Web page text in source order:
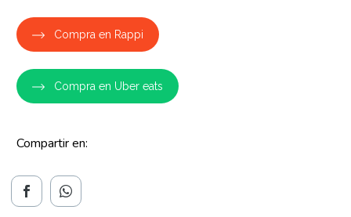
Compra en Rappi
Compra en Uber eats
Compartir en: